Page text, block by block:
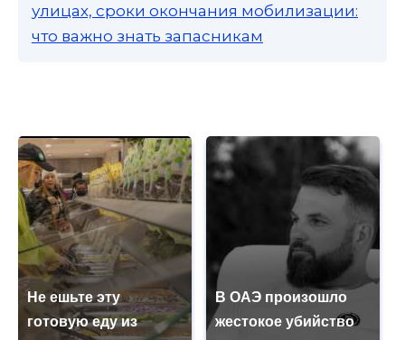
улицах, сроки окончания мобилизации:
что важно знать запасникам
Не ешьте эту
готовую еду из
В ОАЭ произошло
жестокое убийство